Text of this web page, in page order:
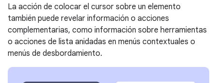
La acción de colocar el cursor sobre un elemento
también puede revelar información o acciones
complementarias, como información sobre herramientas
o acciones de lista anidadas en menús contextuales o
menús de desbordamiento.